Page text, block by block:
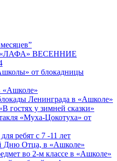
ВЕСЕННИЕ
от блокадницы
«Ашколе»
Ленинграда в «Ашколе»
гостях у зимней сказки»
«Муха-Цокотуха» от
ребят с 7 -11 лет
Дню Отца, в «Ашколе»
во 2‑м классе в «Ашколе»